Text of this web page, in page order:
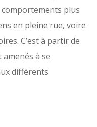
plus
en pleine rue, voire
C’est à partir de
à se
différents